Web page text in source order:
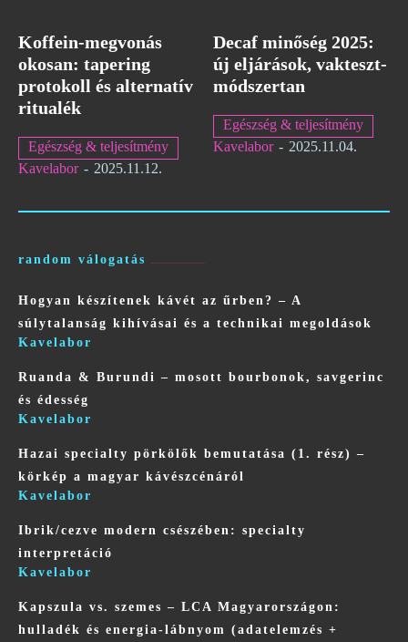
Koffein-megvonás
okosan: tapering
protokoll és alternatív
ritualék
Egészség & teljesítmény
Kavelabor - 2025.11.12.
Decaf minőség 2025:
új eljárások, vakteszt-
módszertan
Egészség & teljesítmény
Kavelabor - 2025.11.04.
random válogatás
Hogyan készítenek kávét az űrben? – A
súlytalanság kihívásai és a technikai megoldások
Kavelabor
Ruanda & Burundi – mosott bourbonok, savgerinc
és édesség
Kavelabor
Hazai specialty pörkölők bemutatása (1. rész) –
körkép a magyar kávészcénáról
Kavelabor
Ibrik/cezve modern csészében: specialty
interpretáció
Kavelabor
Kapszula vs. szemes – LCA Magyarországon:
hulladék és energia‑lábnyom (adatelemzés +